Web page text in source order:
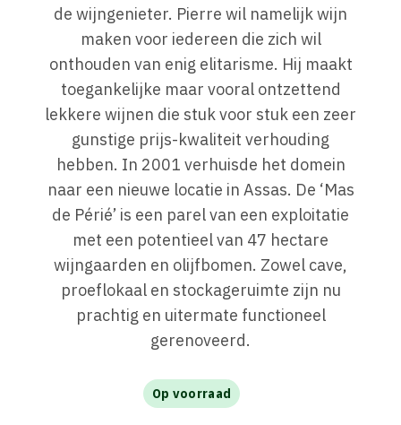
de wijngenieter. Pierre wil namelijk wijn
maken voor iedereen die zich wil
onthouden van enig elitarisme. Hij maakt
toegankelijke maar vooral ontzettend
lekkere wijnen die stuk voor stuk een zeer
gunstige prijs-kwaliteit verhouding
hebben. In 2001 verhuisde het domein
naar een nieuwe locatie in Assas. De ‘Mas
de Périé’ is een parel van een exploitatie
met een potentieel van 47 hectare
wijngaarden en olijfbomen. Zowel cave,
proeflokaal en stockageruimte zijn nu
prachtig en uitermate functioneel
gerenoveerd.
Op voorraad